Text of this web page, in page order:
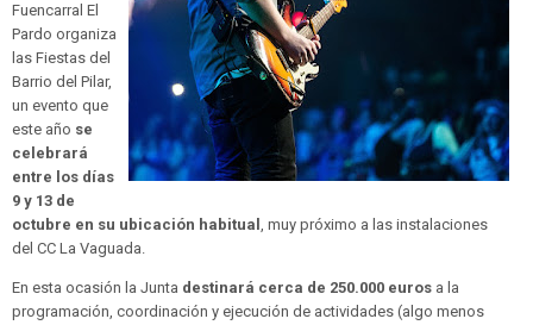
Fuencarral El
Pardo organiza
las Fiestas del
Barrio del Pilar,
un evento que
este año se
celebrará
entre los días
9 y 13 de
octubre en su ubicación habitual , muy próximo a las instalaciones
del CC La Vaguada.
En esta ocasión la Junta destinará cerca de 250.000 euros a la
programación, coordinación y ejecución de actividades (algo menos